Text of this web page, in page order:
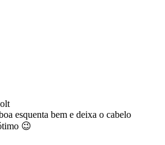
esquenta bem e deixa o cabelo
😉